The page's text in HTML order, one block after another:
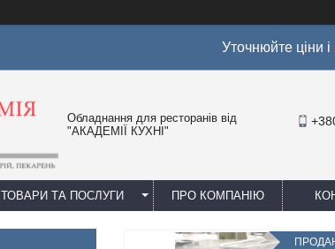
Уточнюйте ціни
Обладнання для ресторанів від
"АКАДЕМІЇ КУХНІ"
ТОВАРИ ТА ПОСЛУГИ ПРО КОМПАНІЮ